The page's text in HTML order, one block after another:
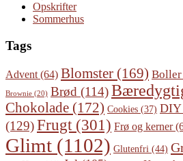
Opskrifter
Sommerhus
Tags
Advent (64) Blomster (169) Boller
Brownie (20) Brød (114)
Chokolade (172) Cookies (37) DIY
(129)Frugt(301) Frø og kerner
Glimt (1102) Glutenfri (44)